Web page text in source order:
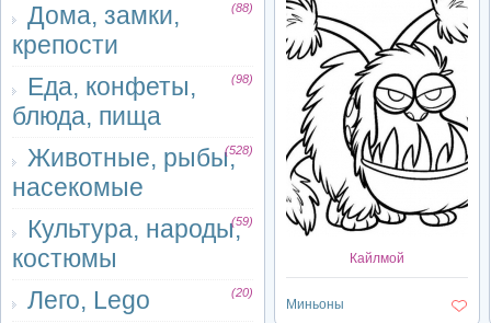
Дома, замки,
крепости
(88)
Еда, конфеты,
блюда, пища
(98)
Животные, рыбы,
насекомые
(528)
Культура, народы,
костюмы
(59)
Лего, Lego (20)
Кайлмой
Миньоны